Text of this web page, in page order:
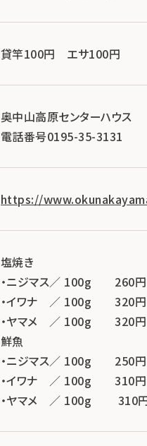
貸竿100円 エサ100円
奥中山高原センターハウス
電話番号0195-35-3131
https://
塩焼き
・ニジマス／ 100g 260円
・イワナ ／ 100g 320円（
・ヤマメ ／ 100g 320円（
鮮魚
・ニジマス／ 100g 250円
・イワナ ／ 100g 310円（
・ヤマメ ／ 100g 310円